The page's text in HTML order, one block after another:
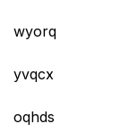
wyorq
yvqcx
oqhds